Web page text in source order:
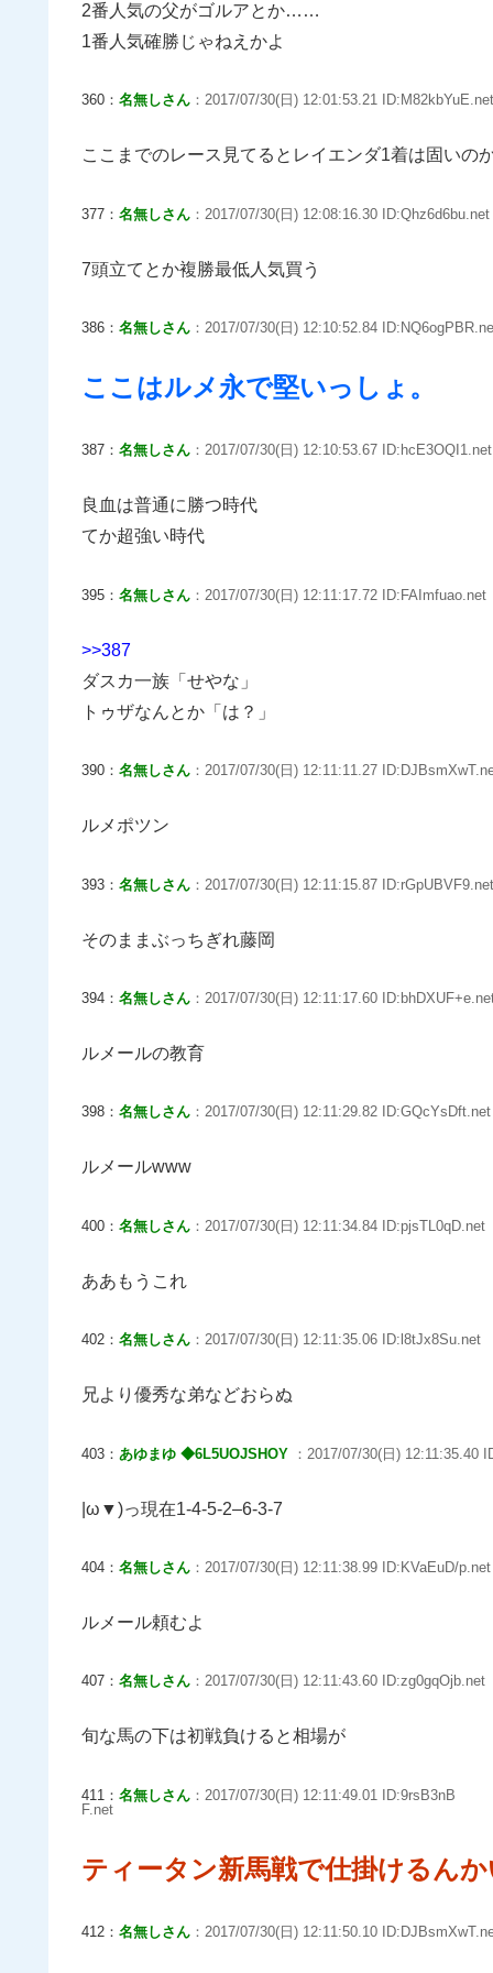
2番人気の父がゴルアとか……
1番人気確勝じゃねえかよ
360： 名無しさん ：2017/07/30(日) 12:01:53.21 ID:M82kbYuE.net
ここまでのレース見てるとレイエンダ1着は固いの
377： 名無しさん ：2017/07/30(日) 12:08:16.30 ID:Qhz6d6bu.net
7頭立てとか複勝最低人気買う
386： 名無しさん ：2017/07/30(日) 12:10:52.84
ここはルメ永で堅いっしょ。
387： 名無しさん ：2017/07/30(日) 12:10:53.67 ID:hcE3OQI1.net
良血は普通に勝つ時代
てか超強い時代
395： 名無しさん ：2017/07/30(日) 12:11:17.72 ID:FAImfuao.net
>>387
ダスカ一族「せやな」
トゥザなんとか「は？」
390： 名無しさん ：2017/07/30(日) 12:11:11.27
ルメポツン
393： 名無しさん ：2017/07/30(日) 12:11:15.87 ID:rGpUBVF9.net
そのままぶっちぎれ藤岡
394： 名無しさん ：2017/07/30(日) 12:11:17.60
ルメールの教育
398： 名無しさん ：2017/07/30(日) 12:11:29.82 ID:GQcYsDft.net
ルメールwww
400： 名無しさん ：2017/07/30(日) 12:11:34.84 ID:pjsTL0qD.net
ああもうこれ
402： 名無しさん ：2017/07/30(日) 12:11:35.06 ID:l8tJx8Su.net
兄より優秀な弟などおらぬ
403： あゆまゆ ◆6L5UOJSHOY ：2017/07/30(日) 12:11:35.40
|ω▼)っ現在1-4-5-2–6-3-7
404： 名無しさん ：2017/07/30(日) 12:11:38.99 ID:KVaEuD/p.net
ルメール頼むよ
407： 名無しさん ：2017/07/30(日) 12:11:43.60 ID:zg0gqOjb.net
旬な馬の下は初戦負けると相場が
411： 名無しさん ：2017/07/30(日) 12:11:49.01 ID:9rsB3nB
F.net
ティータン新馬戦で仕掛けるんか
412： 名無しさん ：2017/07/30(日) 12:11:50.10